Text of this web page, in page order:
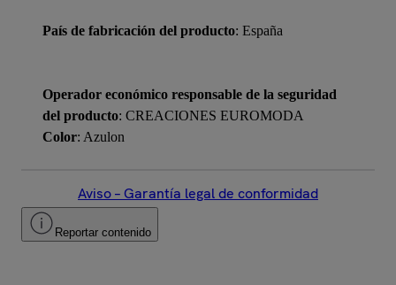
País de fabricación del producto: España
Operador económico responsable de la seguridad
del producto: CREACIONES EUROMODA
Color: Azulon
Aviso – Garantía legal de conformidad
Reportar contenido